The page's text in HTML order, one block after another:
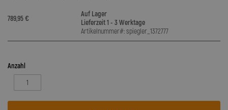
789,95 €
Auf Lager
Lieferzeit 1 - 3 Werktage
Artikelnummer#: spiegler_1372777
Anzahl